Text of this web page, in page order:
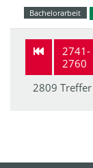
Bachelorarbeit
2741-
2760
2809 Treffer